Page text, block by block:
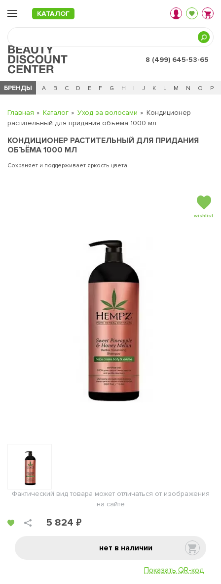
КАТАЛОГ
8 (499) 645-53-65
БРЕНДЫ
Ч 0 - 9 A B C D E F G H I J K L M N O P
Главная Каталог Уход за волосами
Кондиционер
растительный для придания объёма 1000 мл
КОНДИЦИОНЕР РАСТИТЕЛЬНЫЙ ДЛЯ ПРИДАНИЯ
ОБЪЁМА 1000 МЛ
Сохраняет и поддерживает яркость цвета
wishlist
Фактический вид товара может отличаться от изображения
на сайте
5 824 ₽
нет в наличии
Показать QR-код